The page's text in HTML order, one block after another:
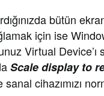
bütün
için ise
Virtual
Scale display to
cihazımızı